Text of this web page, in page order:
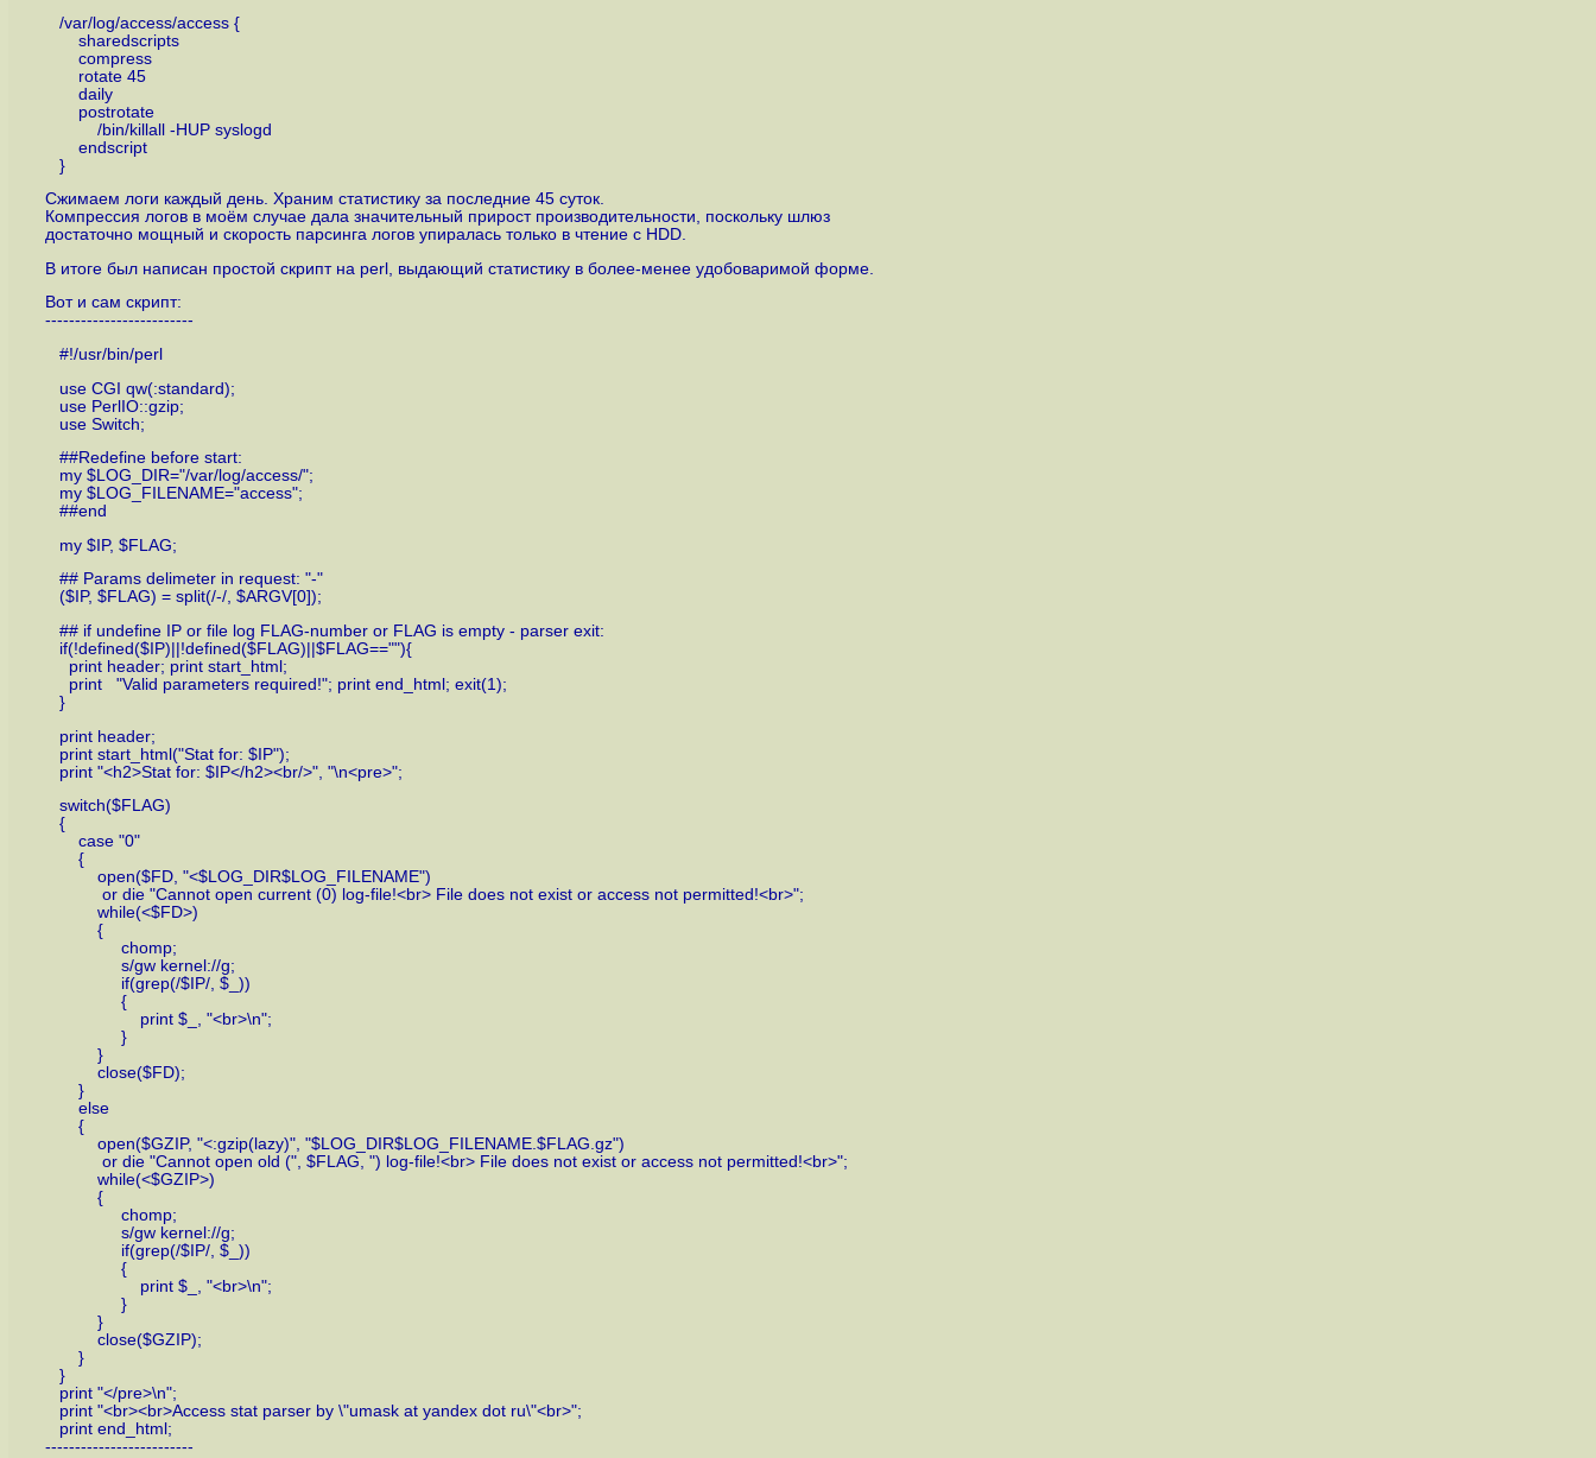
/var/log/access/access {
sharedscripts
compress
rotate 45
daily
postrotate
/bin/killall -HUP syslogd
endscript
}
Сжимаем логи каждый день. Храним статистику за последние 45 суток.
Компрессия логов в моём случае дала значительный прирост производительности, поскольку шлюз
достаточно мощный и скорость парсинга логов упиралась только в чтение с HDD.
В итоге был написан простой скрипт на perl, выдающий статистику в более-менее удобоваримой форме.
Вот и сам скрипт:
-------------------------
#!/usr/bin/perl
use CGI qw(:standard);
use PerlIO::gzip;
use Switch;
##Redefine before start:
my $LOG_DIR="/var/log/access/";
my $LOG_FILENAME="access";
##end
my $IP, $FLAG;
## Params delimeter in request: "-"
($IP, $FLAG) = split(/-/, $ARGV[0]);
## if undefine IP or file log FLAG-number or FLAG is empty - parser exit:
if(!defined($IP)||!defined($FLAG)||$FLAG==""){
print header; print start_html;
print "Valid parameters required!"; print end_html; exit(1);
}
print header;
print start_html("Stat for: $IP");
print "<h2>Stat for: $IP</h2><br/>", "\n<pre>";
switch($FLAG)
{
case "0"
{
open($FD, "<$LOG_DIR$LOG_FILENAME")
or die "Cannot open current (0) log-file!<br> File does not exist or access not permitted!<br>";
while(<$FD>)
{
chomp;
s/gw kernel://g;
if(grep(/$IP/, $_))
{
print $_, "<br>\n";
}
}
close($FD);
}
else
{
open($GZIP, "<:gzip(lazy)", "$LOG_DIR$LOG_FILENAME.$FLAG.gz")
or die "Cannot open old (", $FLAG, ") log-file!<br> File does not exist or access not permitted!<br>";
while(<$GZIP>)
{
chomp;
s/gw kernel://g;
if(grep(/$IP/, $_))
{
print $_, "<br>\n";
}
}
close($GZIP);
}
}
print "</pre>\n";
print "<br><br>Access stat parser by \"umask at yandex dot ru\"<br>";
print end_html;
-------------------------